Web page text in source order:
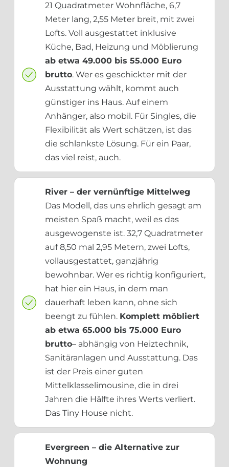
21 Quadratmeter Wohnfläche, 6,7
Meter lang, 2,55 Meter breit, mit zwei
Lofts. Voll ausgestattet inklusive
Küche, Bad, Heizung und Möblierung
ab etwa 49.000 bis 55.000 Euro
brutto. Wer es geschickter mit der
Ausstattung wählt, kommt auch
günstiger ins Haus. Auf einem
Anhänger, also mobil. Für Singles, die
Flexibilität als Wert schätzen, ist das
die schlankste Lösung. Für ein Paar,
das viel reist, auch.
River – der vernünftige Mittelweg
Das Modell, das uns ehrlich gesagt am
meisten Spaß macht, weil es das
ausgewogenste ist. 32,7 Quadratmeter
auf 8,50 mal 2,95 Metern, zwei Lofts,
vollausgestattet, ganzjährig
bewohnbar. Wer es richtig konfiguriert,
hat hier ein Haus, in dem man
dauerhaft leben kann, ohne sich
beengt zu fühlen. Komplett möbliert
ab etwa 65.000 bis 75.000 Euro
brutto– abhängig von Heiztechnik,
Sanitäranlagen und Ausstattung. Das
ist der Preis einer guten
Mittelklasselimousine, die in drei
Jahren die Hälfte ihres Werts verliert.
Das Tiny House nicht.
Evergreen – die Alternative zur
Wohnung